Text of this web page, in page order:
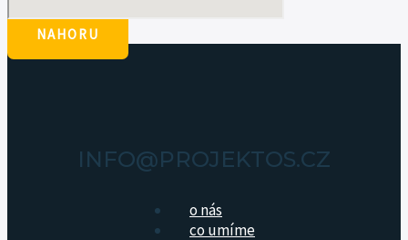
NAHORU
INFO@PROJEKTOS.CZ
o nás
co umíme